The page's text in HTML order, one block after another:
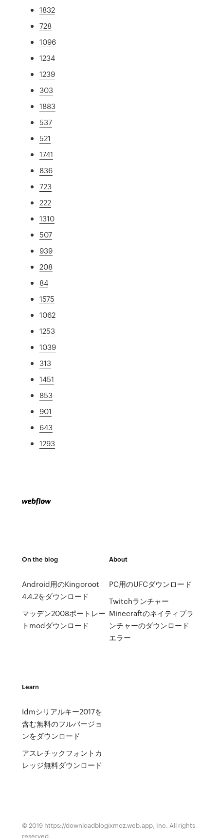
1832
728
1096
1234
1239
303
1883
537
521
1741
836
723
222
1310
507
939
208
84
1575
1062
1253
1039
313
1451
853
901
643
1293
On the blog
Android用のKingoroot
4.4.2をダウンロード
マッデン2008ポートレー
トmodダウンロード
About
PC用のUFCダウンロード
Twitchランチャー
Minecraftのネイティブラ
ンチャーのダウンロード
エラー
Learn
Idmシリアルキー2017を
含む無料のフルバージョ
ンをダウンロード
アスレチックフォントカ
レッジ無料ダウンロード
© 2019 https://downloadblogixmoz.web.app, Inc. All rights
reserved.